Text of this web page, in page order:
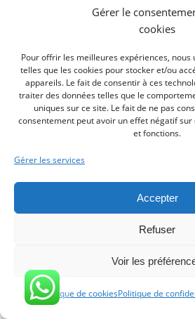
Gérer le
cookies
Pour offrir les meilleures expériences, nous
telles que les cookies pour stocker et/ou
appareils. Le fait de consentir à ces
traiter des données telles que le
uniques sur ce site. Le fait de ne pas
consentement peut avoir un effet négatif
et fonctions.
Gérer les services
Accepter
Refuser
Voir les
Politique de cookiesPolitique de
4 months 5 jours il y a